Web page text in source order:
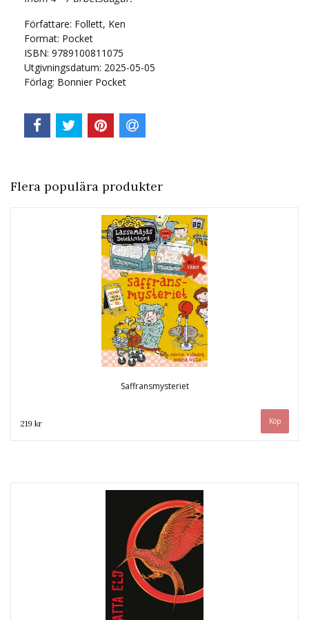
Författare: Follett, Ken
Format: Pocket
ISBN: 9789100811075
Utgivningsdatum: 2025-05-05
Förlag: Bonnier Pocket
Flera populära produkter
Saffransmysteriet
219 kr